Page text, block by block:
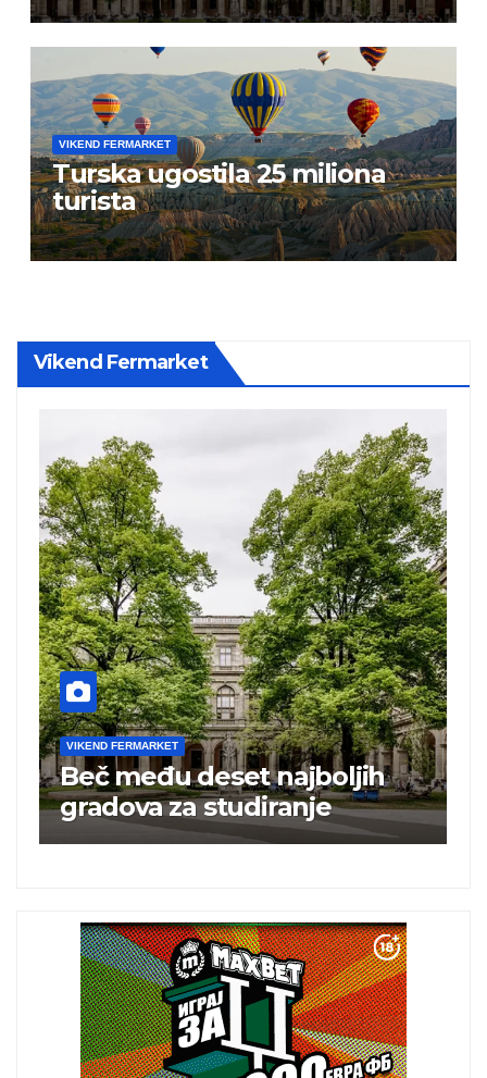
VIKEND FERMARKET
Turska ugostila 25 miliona
turista
Vikend Fermarket
najboljih
VIKEND FERMARKET
Turska ugostila 25
turista